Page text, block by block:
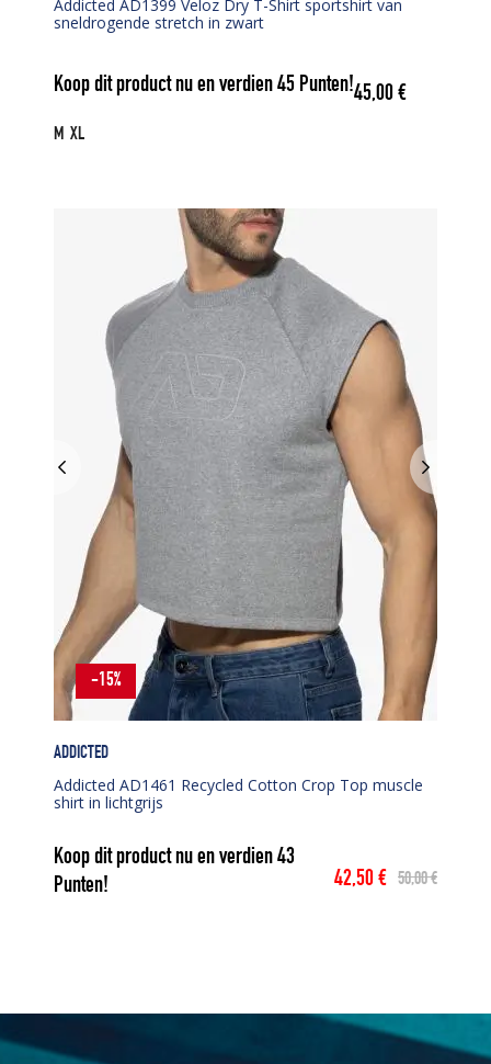
Addicted AD1399 Veloz Dry T-Shirt sportshirt van
sneldrogende stretch in zwart
Koop dit product nu en verdien45 Punten!45,00€
M XL
ADDICTED
Addicted AD1461 Recycled Cotton Crop Top muscle
shirt in lichtgrijs
Koop dit product nu en verdien43
Punten!
50,00€
Oorspronkelijke
42,50€
Huidige
-15%